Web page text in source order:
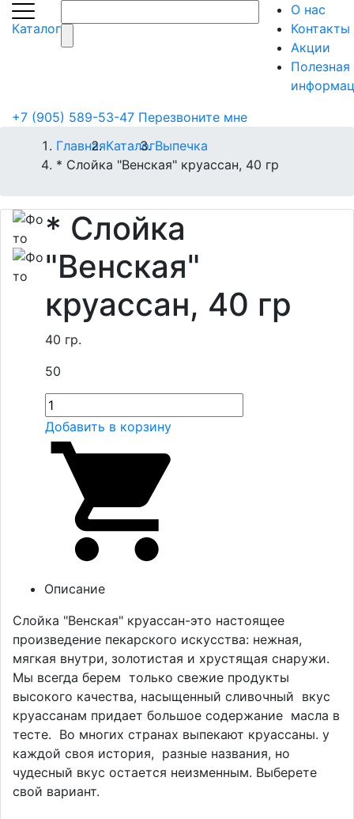
Каталог
О нас
Контакты
Акции
Полезная
+7 (905) 589-53-47 Перезвоните мне
ГлавнаяКаталогВыпечка
* Слойка "Венская" круассан, 40 гр
* Слойка
"Венская"
круассан, 40 гр
40 гр.
50
Добавить в корзину
Описание
Слойка "Венская" круассан-это настоящее
произведение пекарского искусства: нежная,
мягкая внутри, золотистая и хрустящая снаружи.
Мы всегда берем только свежие продукты
высокого качества, насыщенный сливочный вкус
круассанам придает большое содержание масла в
тесте. Во многих странах выпекают круассаны. у
каждой своя история, разные названия, но
чудесный вкус остается неизменным. Выберете
свой вариант.